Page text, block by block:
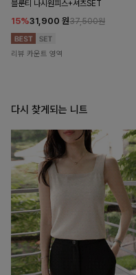
블룬티 나시원피스+셔츠SET
15%31,900 원37,500원
리뷰 카운트 영역
다시 찾게되는 니트